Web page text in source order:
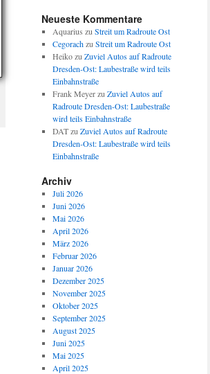
Neueste Kommentare
Aquarius zu Streit um Radroute Ost
Cegorachzu Streit um Radroute Ost
Heikozu Zuviel Autos auf Radroute
Dresden-Ost: Laubestraße wird teils
Einbahnstraße
Frank Meyerzu Zuviel Autos auf
Radroute Dresden-Ost: Laubestraße
wird teils Einbahnstraße
DATzu Zuviel Autos auf Radroute
Dresden-Ost: Laubestraße wird teils
Einbahnstraße
Archiv
Juli 2026
Juni 2026
Mai 2026
April 2026
März 2026
Februar 2026
Januar 2026
Dezember 2025
November 2025
Oktober 2025
September 2025
August 2025
Juni 2025
Mai 2025
April 2025